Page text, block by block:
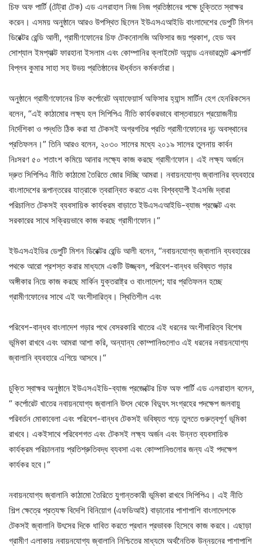
চিফ অফ পার্টি (টেট্রা টেক) এড এলরাহাল নিজ নিজ প্রতিষ্ঠানের পক্ষে চুক্তিতে স্বাক্ষর
করেন। এসময় অনুষ্ঠানে আরও উপস্থিত ছিলেন ইউএসএআইডি বাংলাদেশের ডেপুটি মিশন
ডিরেক্টর রেন্ডি আলী, গ্রামীণফোনের চিফ টেকনোলজি অফিসার জয় প্রকাশ, হেড অব
সোশ্যাল ইমপ্যাক্ট ফারহানা ইসলাম এবং কোম্পানির ক্লাইমেট অ্যান্ড এনভারমেন্ট এক্সপার্ট
বিপ্লব কুমার সাহা সহ উভয় প্রতিষ্ঠানের ঊর্ধ্বতন কর্মকর্তারা।
অনুষ্ঠানে গ্রামীণফোনের চিফ কর্পোরেট অ্যাফেয়ার্স অফিসার হ্যান্স মার্টিন হেগ হেনরিকসেন
বলেন, “এই কাঠামোর লক্ষ্য হল সিপিপিএ নীতি কার্যকরভাবে বাস্তবায়নে প্রয়োজনীয়
নির্দেশিকা ও পদ্ধতি ঠিক করা যা টেকসই অগ্রগতির প্রতি গ্রামীণফোনের দৃঢ় অবস্থানের
প্রতিফলন।” তিনি আরও বলেন, ২০৩০ সালের মধ্যে ২০১৯ সালের তুলনায় কার্বন
নিঃসরণ ৫০ শতাংশ কমিয়ে আনার লক্ষ্যে কাজ করছে গ্রামীণফোন। এই লক্ষ্য অর্জনে
দ্রুত সিপিপিএ নীতি কাঠামো তৈরিতে জোর দিচ্ছি আমরা। নবায়নযোগ্য জ্বালানির ব্যবহারে
বাংলাদেশের রূপান্তরের যাত্রাকে ত্বরান্বিত করতে এবং বিশ্বব্যাপী ইএসজি দ্বারা
পরিচালিত টেকসই ব্যবসায়িক কার্যক্রম বাড়াতে ইউএসএআইডি-ব্যাজ প্রজেক্ট এবং
সরকারের সাথে সক্রিয়ভাবে কাজ করছে গ্রামীণফোন।“
ইউএসএইডির ডেপুটি মিশন ডিরেক্টর রেন্ডি আলী বলেন, “নবায়নযোগ্য জ্বালানি ব্যবহারের
পথকে আরো প্রশস্ত করার মাধ্যমে একটি উজ্জ্বল, পরিবেশ-বান্ধব ভবিষ্যত গড়ার
অঙ্গীকার নিয়ে কাজ করছে মার্কিন যুক্তরাষ্ট্র ও বাংলাদেশ; যার প্রতিফলন হচ্ছে
গ্রামীণফোনের সাথে এই অংশীদারিত্ব। স্থিতিশীল এবং
পরিবেশ-বান্ধব বাংলাদেশ গড়ার পথে বেসরকারি খাতের এই ধরনের অংশীদারিত্ব বিশেষ
ভূমিকা রাখবে এবং আমরা আশা করি, অন্যান্য কোম্পানিগুলোও এই ধরনের নবায়নযোগ্য
জ্বালানি ব্যবহারে এগিয়ে আসবে।“
চুক্তি স্বাক্ষর অনুষ্ঠানে ইউএসএইডি-ব্যাজ প্রজেক্টের চিফ অফ পার্টি এড এলরাহাল বলেন,
“ কর্পোরেট খাতের নবায়নযোগ্য জ্বালানি উৎস থেকে বিদ্যুৎ সংগ্রহের পদক্ষেপ জলবায়ু
পরিবর্তন মোকাবেলা এবং পরিবেশ-বান্ধব টেকসই ভবিষ্যত গড়ে তুলতে গুরুত্বপূর্ণ ভূমিকা
রাখবে। একইসাথে পরিবেশগত এবং টেকসই লক্ষ্য অর্জন এবং উন্নত ব্যবসায়িক
কার্যক্রম পরিচালনায় প্রতিশ্রুতিবদ্ধ ব্যবসা এবং কোম্পানিগুলোর জন্য এই পদক্ষেপ
কার্যকর হবে।“
নবায়নযোগ্য জ্বালানি কাঠামো তৈরিতে যুগান্তকারী ভূমিকা রাখবে সিপিপিএ। এই নীতি
শিল্প ক্ষেত্রে প্রত্যক্ষ বিদেশি বিনিয়োগ (এফডিআই) বাড়ানোর পাশাপাশি বাংলাদেশকে
টেকসই জ্বালানি উৎসের দিকে ধাবিত করতে প্রধান প্রভাবক হিসেবে কাজ করবে। এছাড়া
গ্রামীণ এলাকায় নবায়নযোগ্য জ্বালানি নিশ্চিতের মাধ্যমে অর্থনৈতিক উন্নয়নের পাশাপাশি